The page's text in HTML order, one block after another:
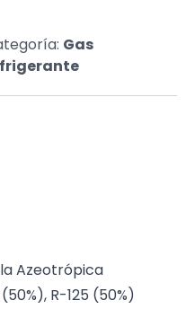
Gas
Azeotrópica
R-125 (50%)